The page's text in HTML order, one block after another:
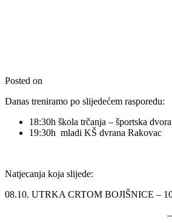
Posted on
Danas treniramo po slijedećem rasporedu:
18:30h škola trčanja – športska
19:30h mladi KŠ dvrana Rakovac
Natjecanja koja slijede:
08.10. UTRKA CRTOM BOJIŠNICE –
– 11,30h start na